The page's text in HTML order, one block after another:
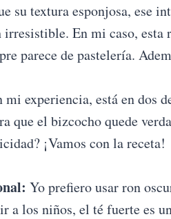
su textura esponjosa, ese
irresistible. En mi caso, esta
parece de pastelería.
mi experiencia, está en dos
que el bizcocho quede
¡Vamos con la receta!
Yo prefiero usar ron
a los niños, el té fuerte es